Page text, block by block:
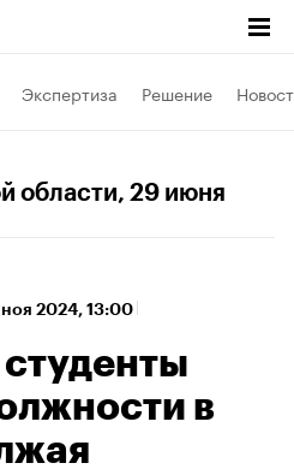
Экспертиза Решение
области, 29 июня
2024, 13:00
в